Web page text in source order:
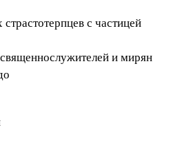
с частицей
и мирян